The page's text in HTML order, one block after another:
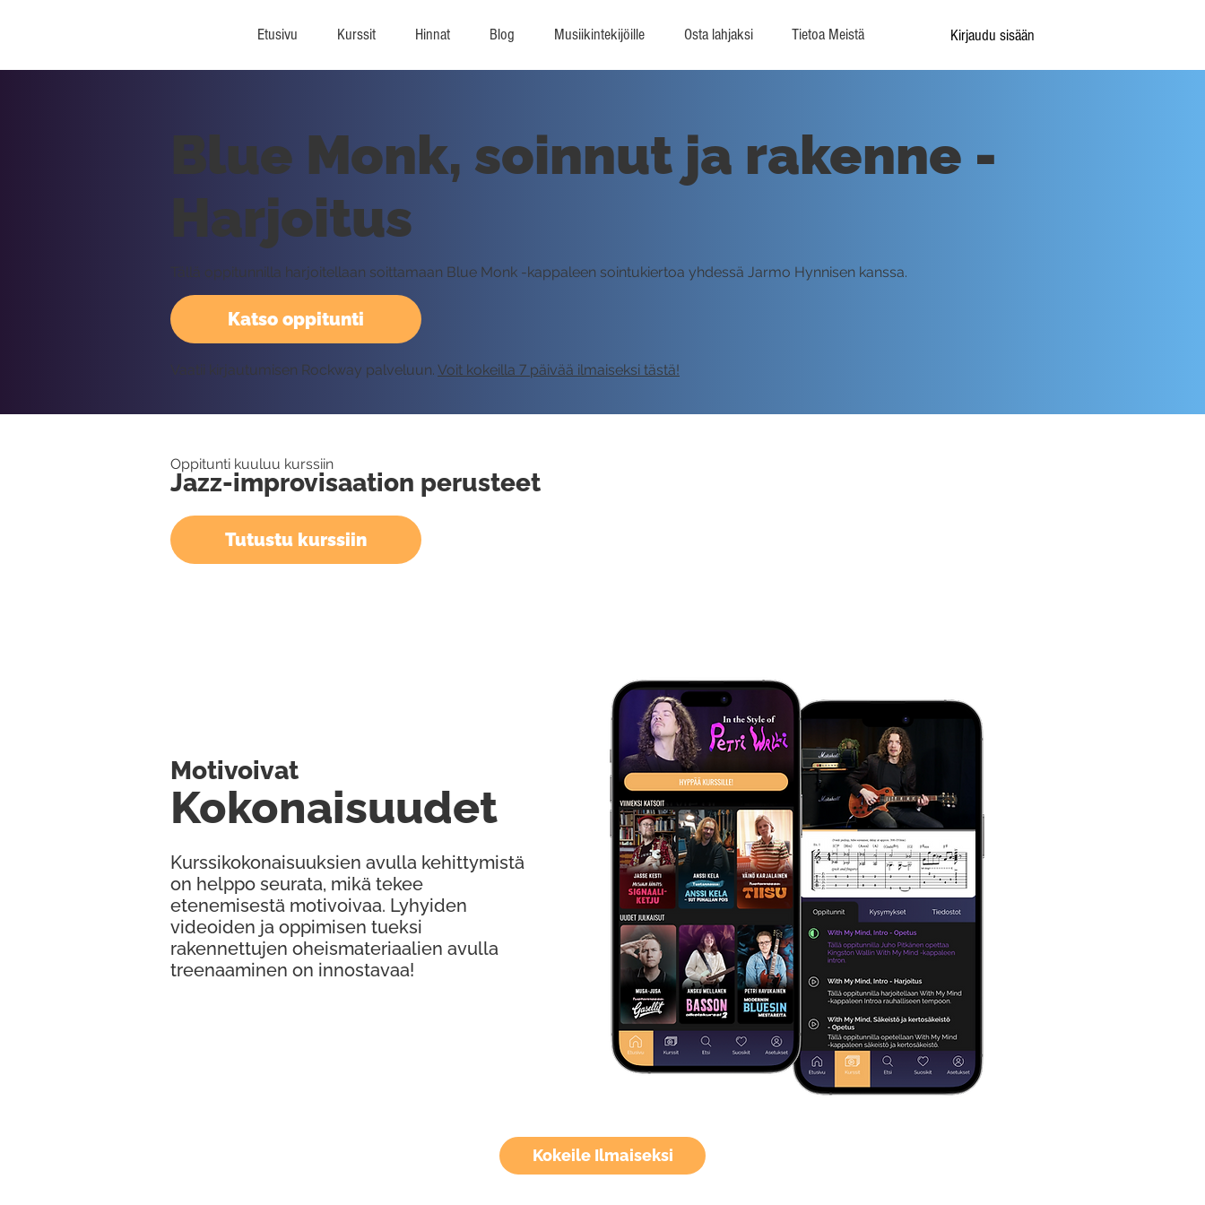
Etusivu Kurssit Hinnat Blog Musiikintekijöille Osta lahjaksi Tietoa Meistä Kirjaudu sisään
Kokeile Ilmaiseksi
Katso oppitunti
Blue Monk, soinnut ja rakenne -
Harjoitus
Tällä oppitunnilla harjoitellaan soittamaan Blue Monk -kappaleen sointukiertoa yhdessä Jarmo Hynnisen kanssa.
Vaatii kirjautumisen Rockway palveluun. Voit kokeilla 7 päivää ilmaiseksi tästä!
Oppitunti kuuluu kurssiin
Jazz-improvisaation perusteet
Tutustu kurssiin
Kurssikokonaisuuksien avulla kehittymistä
on helppo seurata, mikä tekee
etenemisestä motivoivaa. Lyhyiden
videoiden ja oppimisen tueksi
rakennettujen oheismateriaalien avulla
treenaaminen on innostavaa!
Kokonaisuudet
Motivoivat